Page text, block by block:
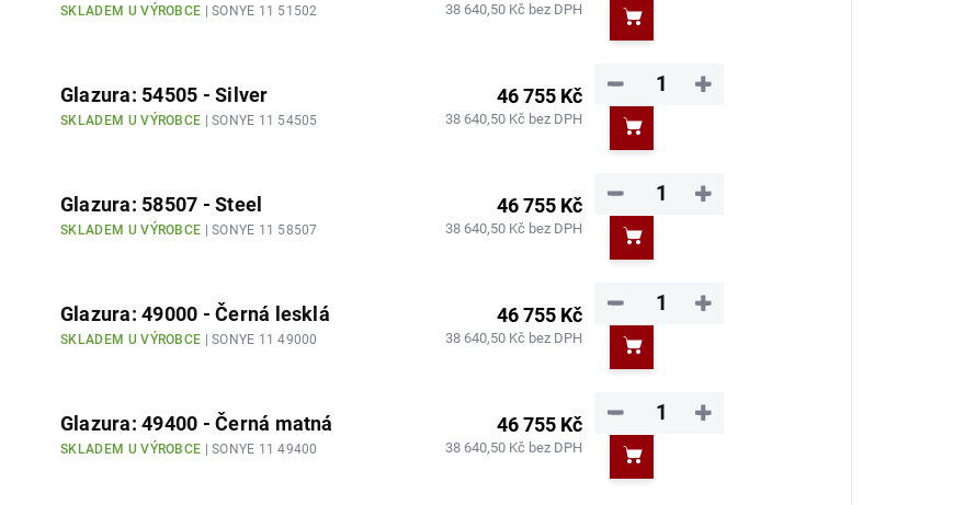
SKLADEM U VÝROBCE | SONYE 11 51502 38 640,50 Kč bez DPH
Do košíku
Glazura: 54505 - Silver
SKLADEM U VÝROBCE | SONYE 11 54505
46 755 Kč
38 640,50 Kč bez DPH
+
−
Do košíku
Glazura: 58507 - Steel
SKLADEM U VÝROBCE | SONYE 11 58507
46 755 Kč
38 640,50 Kč bez DPH
+
−
Do košíku
Glazura: 49000 - Černá lesklá
SKLADEM U VÝROBCE | SONYE 11 49000
46 755 Kč
38 640,50 Kč bez DPH
+
−
Do košíku
Glazura: 49400 - Černá matná
SKLADEM U VÝROBCE | SONYE 11 49400
46 755 Kč
38 640,50 Kč bez DPH
+
−
Do košíku